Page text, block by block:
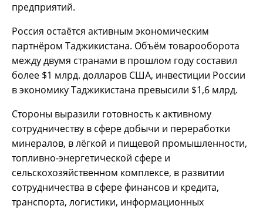
предприятий.
Россия остаётся активным экономическим
партнёром Таджикистана. Объём товарооборота
между двумя странами в прошлом году составил
более $1 млрд. долларов США, инвестиции России
в экономику Таджикистана превысили $1,6 млрд.
Стороны выразили готовность к активному
сотрудничеству в сфере добычи и переработки
минералов, в лёгкой и пищевой промышленности,
топливно-энергетической сфере и
сельскохозяйственном комплексе, в развитии
сотрудничества в сфере финансов и кредита,
транспорта, логистики, информационных